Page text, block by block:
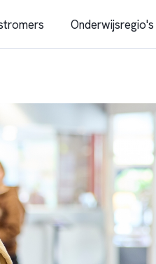
Onderwijsregio's